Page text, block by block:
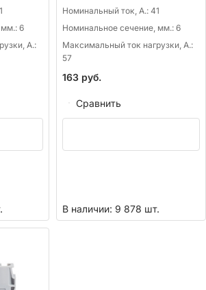
мм.: 6
А.:
Номинальный ток, А.: 41
Номинальное сечение, мм.: 6
Максимальный ток нагрузки, А.:
57
163 руб.
Сравнить
В наличии: 9 878 шт.